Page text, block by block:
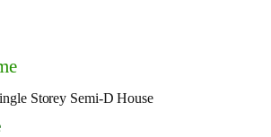
Storey Semi-D House